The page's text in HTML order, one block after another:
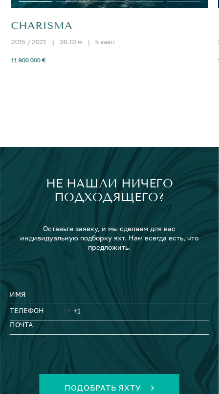
CHARISMA
2015 / 2021 | 38.10 м | 5 кают
11 900 000 €
НЕ НАШЛИ НИЧЕГО
ПОДХОДЯЩЕГО?
Оставьте заявку, и мы сделаем для вас
индивидуальную подборку яхт. Нам всегда есть, что
предложить.
ИМЯ
ТЕЛЕФОН
ПОЧТА
ПОДОБРАТЬ ЯХТУ